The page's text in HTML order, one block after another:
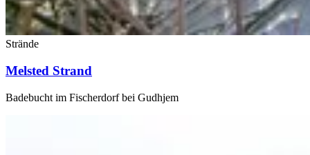
Strände
Melsted Strand
Badebucht im Fischerdorf bei Gudhjem